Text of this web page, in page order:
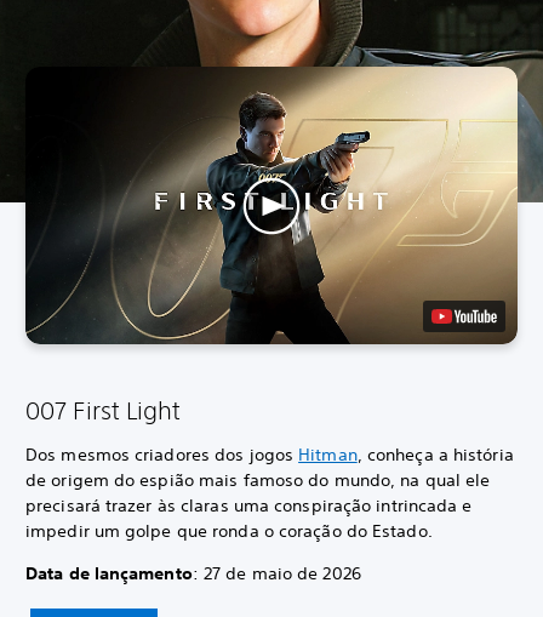
007 First Light
Dos mesmos criadores dos jogos Hitman, conheça a história
de origem do espião mais famoso do mundo, na qual ele
precisará trazer às claras uma conspiração intrincada e
impedir um golpe que ronda o coração do Estado.
Data de lançamento: 27 de maio de 2026